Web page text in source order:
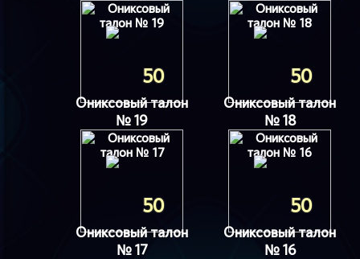
50
Ониксовый талон
№ 19
50
Ониксовый талон
№ 18
50
Ониксовый талон
№ 17
50
Ониксовый талон
№ 16